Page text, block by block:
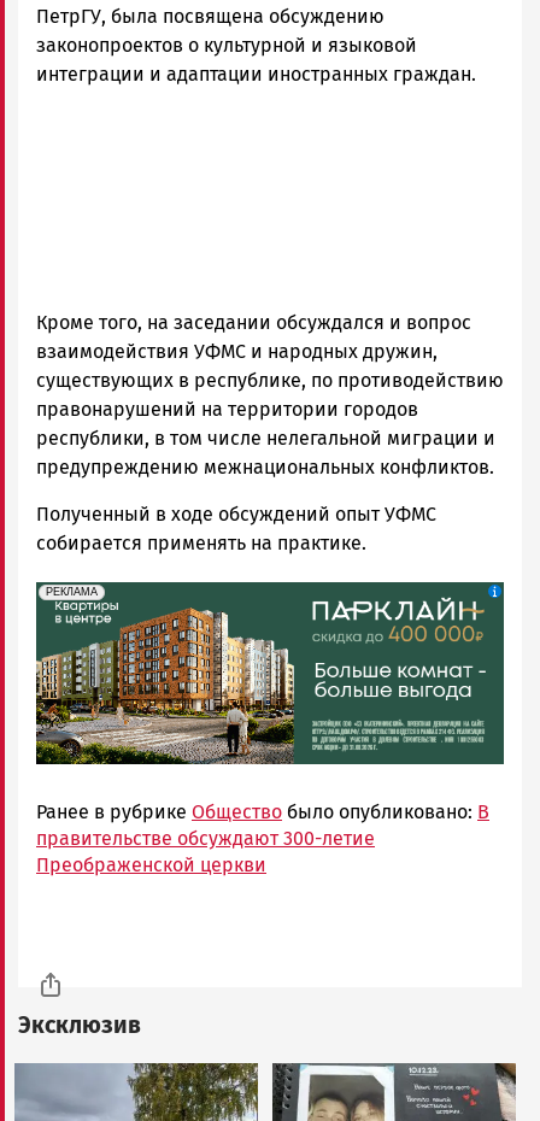
ПетрГУ, была посвящена обсуждению
законопроектов о культурной и языковой
интеграции и адаптации иностранных граждан.
Кроме того, на заседании обсуждался и вопрос
взаимодействия УФМС и народных дружин,
существующих в республике, по противодействию
правонарушений на территории городов
республики, в том числе нелегальной миграции и
предупреждению межнациональных конфликтов.
Полученный в ходе обсуждений опыт УФМС
собирается применять на практике.
erid: 2SDnjdeSPnB
РЕКЛАМА
Реклама
Ранее в рубрике Общество было опубликовано: В
правительстве обсуждают 300-летие
Преображенской церкви
Эксклюзив
Image